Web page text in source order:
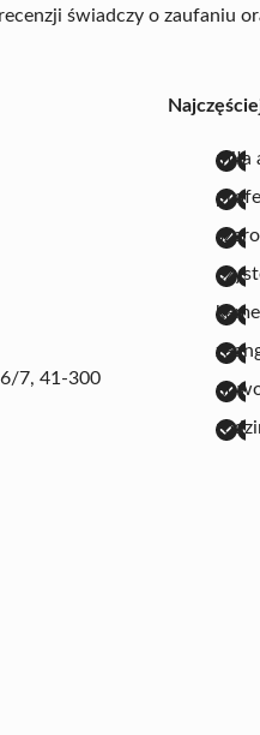
świadczy o zaufaniu
7, 41-300
miła